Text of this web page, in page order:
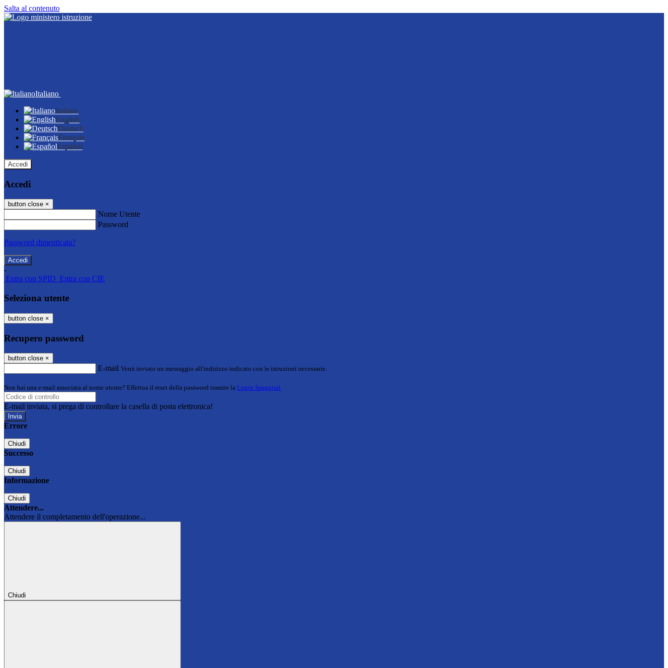
Salta al contenuto
Italiano
Italiano
English
Deutsch
Français
Español
Accedi
Accedi
button close ×
Nome Utente
Password
Password dimenticata?
-
Entra con SPID Entra con CIE
Seleziona utente
button close ×
Recupero password
button close ×
E-mail Verrà inviato un messaggio all'indirizzo indicato con le istruzioni necessarie.
Non hai una e-mail associata al nome utente? Effettua il reset della password tramite la Login Spaggiari
E-mail inviata, si prega di controllare la casella di posta elettronica!
Errore
Chiudi
Successo
Chiudi
Informazione
Chiudi
Attendere...
Attendere il completamento dell'operazione...
Chiudi